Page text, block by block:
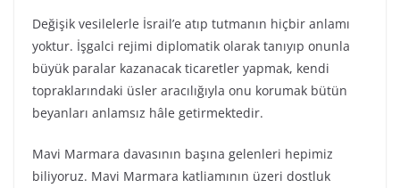
Değişik vesilelerle İsrail’e atıp tutmanın hiçbir anlamı
yoktur. İşgalci rejimi diplomatik olarak tanıyıp onunla
büyük paralar kazanacak ticaretler yapmak, kendi
topraklarındaki üsler aracılığıyla onu korumak bütün
beyanları anlamsız hâle getirmektedir.
Mavi Marmara davasının başına gelenleri hepimiz
biliyoruz. Mavi Marmara katliamının üzeri dostluk